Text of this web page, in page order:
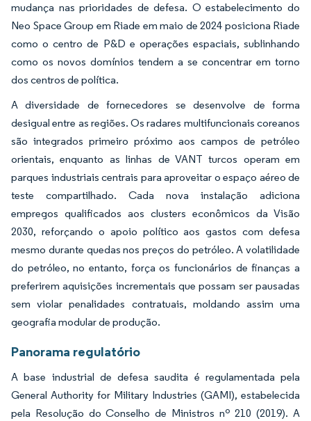
mudança nas prioridades de defesa. O estabelecimento do
Neo Space Group em Riade em maio de 2024 posiciona Riade
como o centro de P&D e operações espaciais, sublinhando
como os novos domínios tendem a se concentrar em torno
dos centros de política.
A diversidade de fornecedores se desenvolve de forma
desigual entre as regiões. Os radares multifuncionais coreanos
são integrados primeiro próximo aos campos de petróleo
orientais, enquanto as linhas de VANT turcos operam em
parques industriais centrais para aproveitar o espaço aéreo de
teste compartilhado. Cada nova instalação adiciona
empregos qualificados aos clusters econômicos da Visão
2030, reforçando o apoio político aos gastos com defesa
mesmo durante quedas nos preços do petróleo. A volatilidade
do petróleo, no entanto, força os funcionários de finanças a
preferirem aquisições incrementais que possam ser pausadas
sem violar penalidades contratuais, moldando assim uma
geografia modular de produção.
Panorama regulatório
A base industrial de defesa saudita é regulamentada pela
General Authority for Military Industries (GAMI), estabelecida
pela Resolução do Conselho de Ministros nº 210 (2019). A